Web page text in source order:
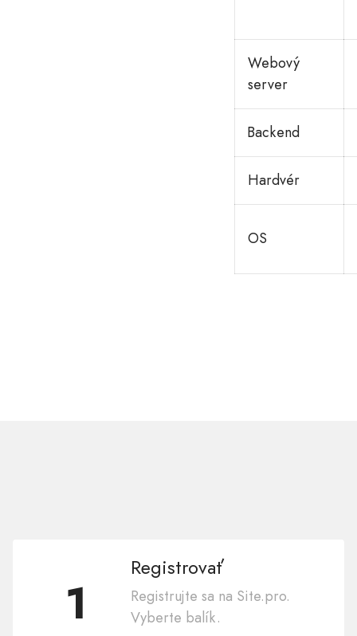
Webový
server
Backend
Hardvér
OS
1
Registrovať
Registrujte sa na Site.pro.
Vyberte balík.